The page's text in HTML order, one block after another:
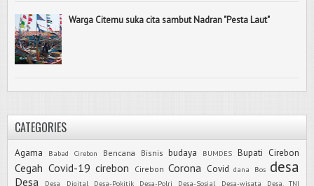
Warga Citemu suka cita sambut Nadran "Pesta Laut"
CATEGORIES
Agama Babad Cirebon Bencana Bisnis budaya BUMDES Bupati Cirebon
Cegah Covid-19 cirebon Cirebon Corona Covid dana Bos desa
Desa Desa Digital Desa-Pokitik Desa-Polri Desa-Sosial Desa-wisata
Desa. TNI